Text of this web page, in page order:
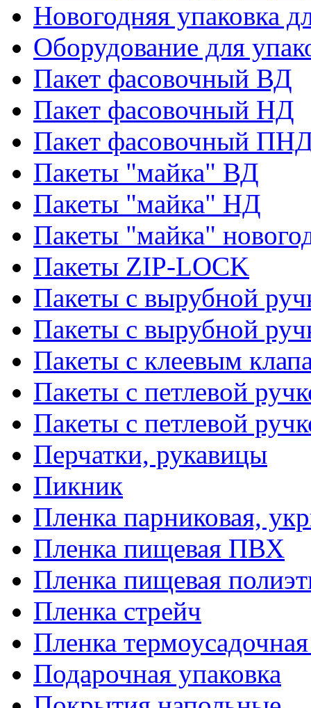
Новогодняя упаковка
Оборудование для
Пакет фасовочный ВД
Пакет фасовочный НД
Пакет фасовочный
Пакеты "майка" ВД
Пакеты "майка" НД
Пакеты "майка"
Пакеты ZIP-LOCK
Пакеты с вырубной
Пакеты с вырубной
Пакеты с клеевым
Пакеты с петлевой
Пакеты с петлевой
Перчатки, рукавицы
Пикник
Пленка парниковая,
Пленка пищевая ПВХ
Пленка пищевая
Пленка стрейч
Пленка
Подарочная упаковка